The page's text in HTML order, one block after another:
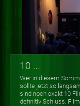
10 ...
Wer in diesem
sollte jetzt so
sind noch exakt 10
definitiv Schluss.